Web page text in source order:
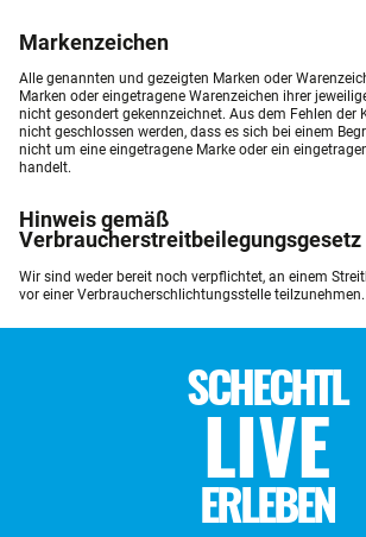
Markenzeichen
Alle genannten und gezeigten Marken oder
Marken oder eingetragene Warenzeichen ihrer
nicht gesondert gekennzeichnet. Aus dem Fehlen der
nicht geschlossen werden, dass es sich bei einem
nicht um eine eingetragene Marke oder ein
handelt.
Hinweis gemäß
Verbraucherstreitbeilegungsgesetz
Wir sind weder bereit noch verpflichtet, an einem
vor einer Verbraucherschlichtungsstelle teilzunehmen.
SCHECHTL
LIVE
ERLEBEN